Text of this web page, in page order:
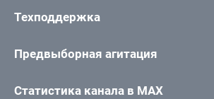
Техподдержка
Предвыборная агитация
Статистика канала в MAX